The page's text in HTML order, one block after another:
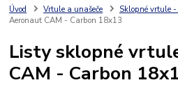
Úvod Vrtule a unašeče Sklopné vrtule
Aeronaut CAM - Carbon 18x13
Listy sklopné
CAM - Carbon